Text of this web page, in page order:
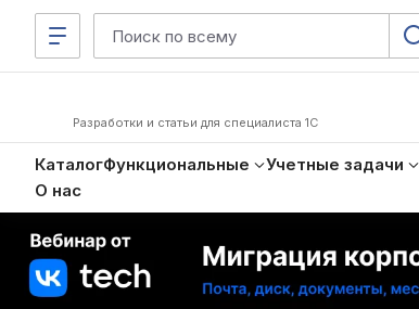
Разработки и статьи для специалиста 1С
КаталогФункциональные Учетные задачи
О нас